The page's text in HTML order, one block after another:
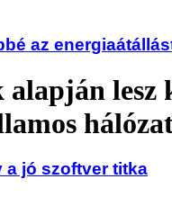
az
lesz
a jó szoftver titka